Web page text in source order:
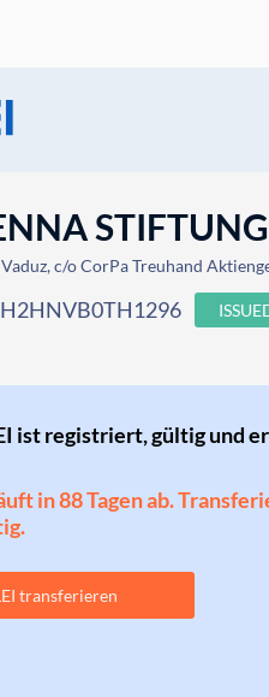
STIFTUNG
c/o CorPa Treuhand
ist registriert, gültig und
in 88 Tagen ab.
transferieren